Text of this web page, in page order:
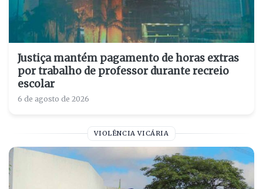
Justiça mantém pagamento de horas extras
por trabalho de professor durante recreio
escolar
6 de agosto de 2026
VIOLÊNCIA VICÁRIA